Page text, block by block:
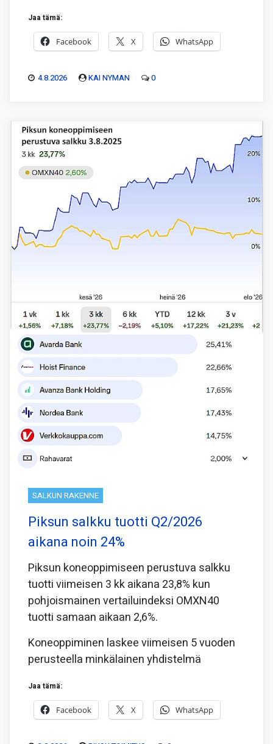
Jaa tämä:
Facebook X WhatsApp
4.8.2026 KAI NYMAN 0
SALKUN RAKENNE
Piksun salkku tuotti Q2/2026
aikana noin 24%
Piksun koneoppimiseen perustuva salkku
tuotti viimeisen 3 kk aikana 23,8% kun
pohjoismainen vertailuindeksi OMXN40
tuotti samaan aikaan 2,6%.
Koneoppiminen laskee viimeisen 5 vuoden
perusteella minkälainen yhdistelmä
Jaa tämä:
Facebook X WhatsApp